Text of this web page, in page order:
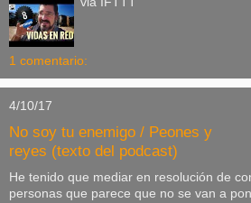
1 comentario:
4/10/17
No soy tu enemigo / Peones y
reyes (texto del podcast)
He tenido que mediar en resolución de
personas que parece que no se van a